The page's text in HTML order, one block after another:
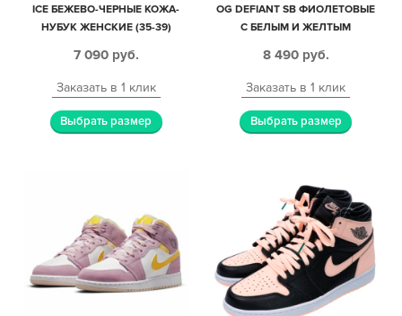
ICE БЕЖЕВО-ЧЕРНЫЕ КОЖА-
НУБУК ЖЕНСКИЕ (35-39)
7 090 руб.
Заказать в 1 клик
Выбрать размер
OG DEFIANT SB ФИОЛЕТОВЫЕ
С БЕЛЫМ И ЖЕЛТЫМ
ЖЕНСКИЕ (40-44)
8 490 руб.
Заказать в 1 клик
Выбрать размер